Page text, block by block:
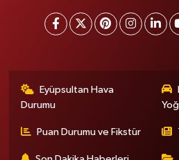
Eyüpsultan Hava
Durumu
Puan Durumu ve Fikstür